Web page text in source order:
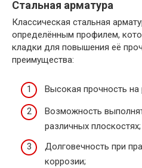
Стальная арматура
Классическая стальная
определённым профилем,
кладки для повышения её
преимущества:
Высокая прочность на
Возможность
различных плоскостях;
Долговечность при
коррозии;